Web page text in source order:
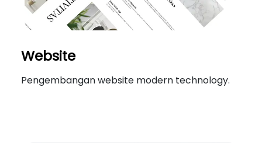
Website
Pengembangan website modern technology.